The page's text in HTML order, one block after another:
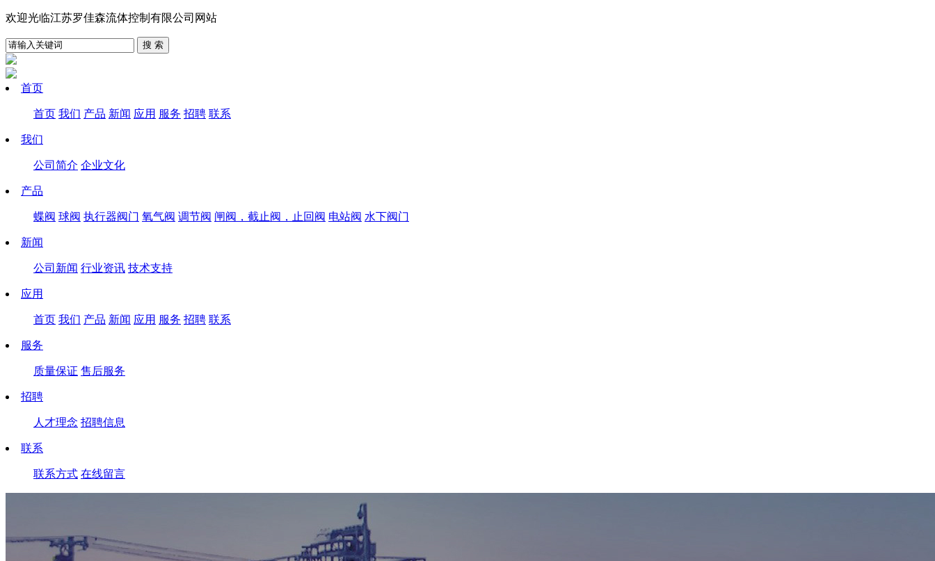
欢迎光临江苏罗佳森流体控制有限公司网站
首页
首页 我们 产品 新闻 应用 服务 招聘 联系
我们
公司简介 企业文化
产品
蝶阀 球阀 执行器阀门 氧气阀 调节阀 闸阀，截止阀，止回阀 电站阀 水下阀门
新闻
公司新闻 行业资讯 技术支持
应用
首页 我们 产品 新闻 应用 服务 招聘 联系
服务
质量保证 售后服务
招聘
人才理念 招聘信息
联系
联系方式 在线留言